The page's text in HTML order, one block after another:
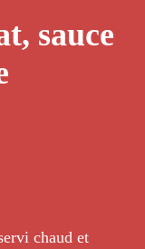
sauce
chaud et